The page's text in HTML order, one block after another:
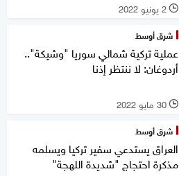
l 2 يونيو 2022
شرق أوسط
عملية تركية شمالي سوريا "وشيكة"..
أردوغان: لا ننتظر إذنا
l 30 مايو 2022
شرق أوسط
العراق يستدعي سفير تركيا ويسلمه
مذكرة احتجاج "شديدة اللهجة"